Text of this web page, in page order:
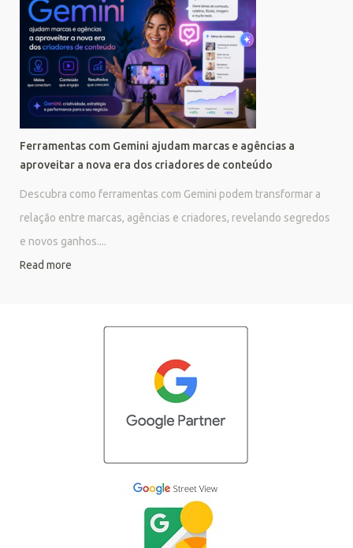
Ferramentas com Gemini ajudam marcas e agências a
aproveitar a nova era dos criadores de conteúdo
Descubra como ferramentas com Gemini podem transformar a
relação entre marcas, agências e criadores, revelando segredos
e novos ganhos....
Read more